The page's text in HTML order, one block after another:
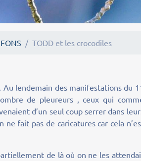
TODD et les crocodiles
des manifestations du
de pleureurs , ceux qui
d’un seul coup serrer dans
fait pas de caricatures car cela
de là où on ne les